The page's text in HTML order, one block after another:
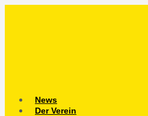
News
Der Verein